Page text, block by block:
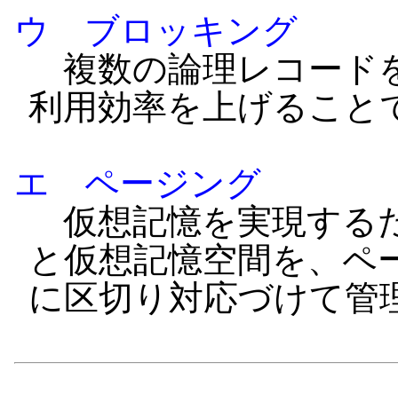
ウ ブロッキング
複数の論理レコード
利用効率を上げること
エ ページング
仮想記憶を実現する
と仮想記憶空間を、ペ
に区切り対応づけて管